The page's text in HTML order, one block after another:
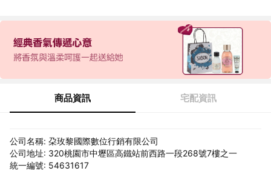
商品資訊 宅配資訊
公司名稱: 朶玫黎國際數位行銷有限公司
公司地址: 320桃園市中壢區高鐵站前西路一段268號7樓之一
統一編號: 54631617